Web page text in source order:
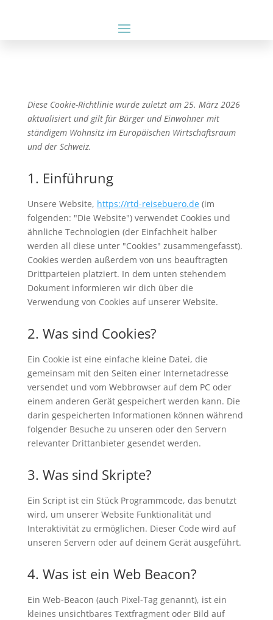
Diese Cookie-Richtlinie wurde zuletzt am 25. März 2026
aktualisiert und gilt für Bürger und Einwohner mit
ständigem Wohnsitz im Europäischen Wirtschaftsraum
und der Schweiz.
1. Einführung
Unsere Website, https://rtd-reisebuero.de(im
folgenden: "Die Website") verwendet Cookies und
ähnliche Technologien (der Einfachheit halber
werden all diese unter "Cookies" zusammengefasst).
Cookies werden außerdem von uns beauftragten
Drittparteien platziert. In dem unten stehendem
Dokument informieren wir dich über die
Verwendung von Cookies auf unserer Website.
2. Was sind Cookies?
Ein Cookie ist eine einfache kleine Datei, die
gemeinsam mit den Seiten einer Internetadresse
versendet und vom Webbrowser auf dem PC oder
einem anderen Gerät gespeichert werden kann. Die
darin gespeicherten Informationen können während
folgender Besuche zu unseren oder den Servern
relevanter Drittanbieter gesendet werden.
3. Was sind Skripte?
Ein Script ist ein Stück Programmcode, das benutzt
wird, um unserer Website Funktionalität und
Interaktivität zu ermöglichen. Dieser Code wird auf
unseren Servern oder auf deinem Gerät ausgeführt.
4. Was ist ein Web Beacon?
Ein Web-Beacon (auch Pixel-Tag genannt), ist ein
kleines unsichtbares Textfragment oder Bild auf